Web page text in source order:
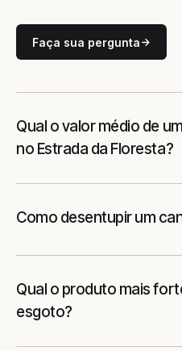
Faça sua pergunta
Qual o valor médio de
no Estrada da Floresta?
Como desentupir um
Qual o produto mais
esgoto?